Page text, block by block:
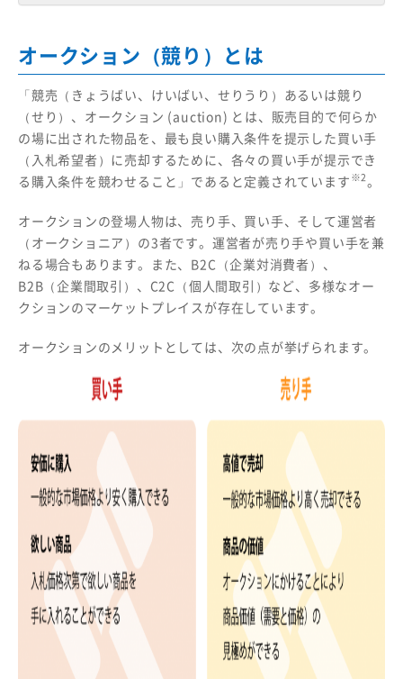
オークション（競り）とは
「競売（きょうばい、けいばい、せりうり）あるいは競り
（せり）、オークション (auction) とは、販売目的で何らか
の場に出された物品を、最も良い購入条件を提示した買い手
（入札希望者）に売却するために、各々の買い手が提示でき
る購入条件を競わせること」であると定義されています ※2。
オークションの登場人物は、売り手、買い手、そして運営者
（オークショニア）の3者です。運営者が売り手や買い手を兼
ねる場合もあります。また、B2C（企業対消費者）、
B2B（企業間取引）、C2C（個人間取引）など、多様なオー
クションのマーケットプレイスが存在しています。
オークションのメリットとしては、次の点が挙げられます。